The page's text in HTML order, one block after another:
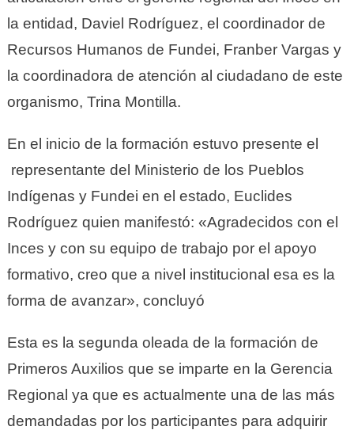
la entidad, Daviel Rodríguez, el coordinador de
Recursos Humanos de Fundei, Franber Vargas y
la coordinadora de atención al ciudadano de este
organismo, Trina Montilla.
En el inicio de la formación estuvo presente el
representante del Ministerio de los Pueblos
Indígenas y Fundei en el estado, Euclides
Rodríguez quien manifestó: «Agradecidos con el
Inces y con su equipo de trabajo por el apoyo
formativo, creo que a nivel institucional esa es la
forma de avanzar», concluyó
Esta es la segunda oleada de la formación de
Primeros Auxilios que se imparte en la Gerencia
Regional ya que es actualmente una de las más
demandadas por los participantes para adquirir